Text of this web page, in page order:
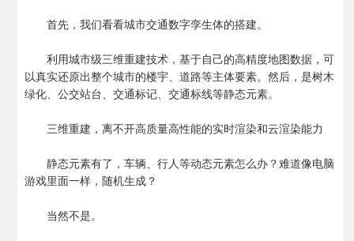
首先，我们看看城市交通数字孪生体的搭建。
利用城市级三维重建技术，基于自己的高精度地图数据，可
以真实还原出整个城市的楼宇、道路等主体要素。然后，是树木
绿化、公交站台、交通标记、交通标线等静态元素。
三维重建，离不开高质量高性能的实时渲染和云渲染能力
静态元素有了，车辆、行人等动态元素怎么办？难道像电脑
游戏里面一样，随机生成？
当然不是。